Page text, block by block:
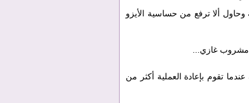
ألا ترفع من حساسية الأيزو
مشروب غازي...
تقوم بإعادة العملية أكثر من